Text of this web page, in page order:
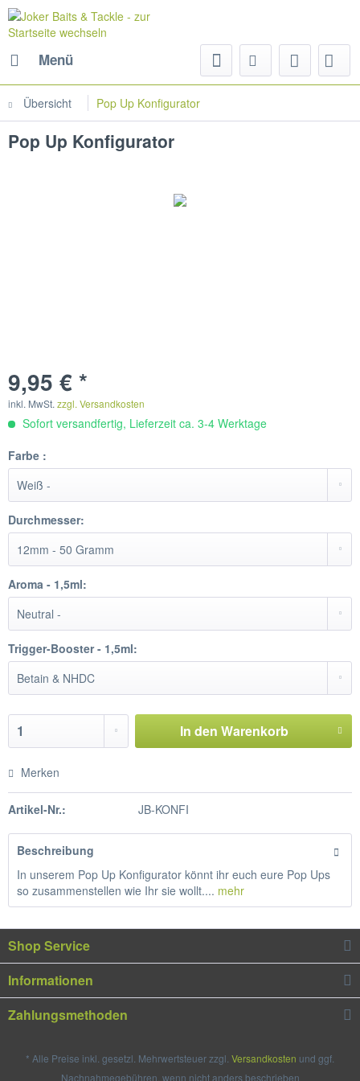
Menü
Übersicht Pop Up Konfigurator
Pop Up Konfigurator
9,95 € *
inkl. MwSt. zzgl. Versandkosten
Sofort versandfertig, Lieferzeit ca. 3-4 Werktage
Farbe :
Durchmesser:
Aroma - 1,5ml:
Trigger-Booster - 1,5ml:
In den Warenkorb
Merken
Artikel-Nr.: JB-KONFI
Beschreibung
In unserem Pop Up Konfigurator könnt ihr euch eure Pop Ups
so zusammenstellen wie Ihr sie wollt.... mehr
Shop Service
Informationen
Zahlungsmethoden
* Alle Preise inkl. gesetzl. Mehrwertsteuer zzgl. Versandkosten und ggf.
Nachnahmegebühren, wenn nicht anders beschrieben